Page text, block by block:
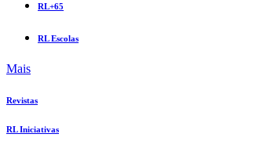
RL+65
RL Escolas
Mais
Revistas
RL Iniciativas